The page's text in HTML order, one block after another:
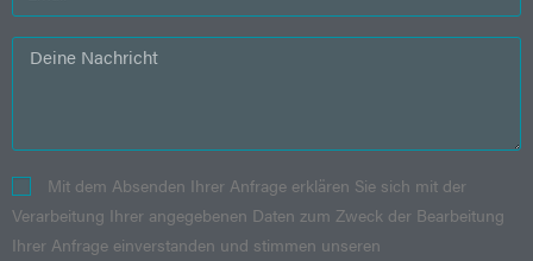
Mit dem Absenden Ihrer Anfrage erklären Sie sich mit der
Verarbeitung Ihrer angegebenen Daten zum Zweck der Bearbeitung
Ihrer Anfrage einverstanden und stimmen unseren